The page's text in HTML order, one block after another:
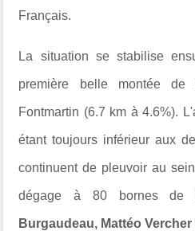
Français.
La situation se stabilise
première belle montée
Fontmartin (6.7 km à 4.6%).
étant toujours inférieur aux
continuent de pleuvoir au
dégage à 80 bornes de
Burgaudeau, Mattéo Vercher